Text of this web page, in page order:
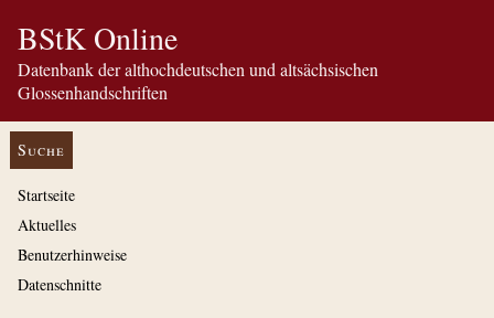
BStK Online
Datenbank der althochdeutschen und altsächsischen
Glossenhandschriften
Suche
Startseite
Aktuelles
Benutzerhinweise
Datenschnitte